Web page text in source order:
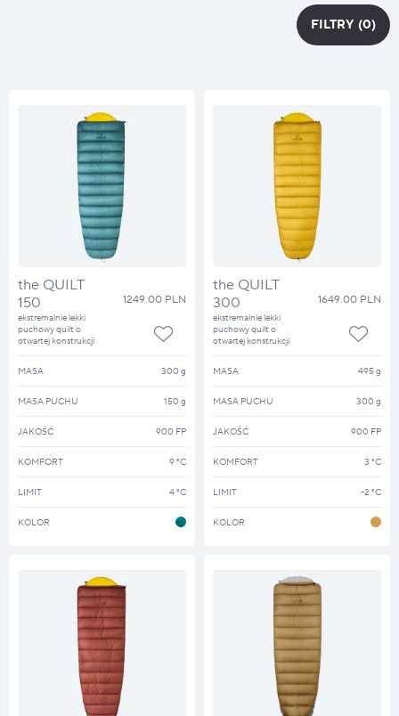
FILTRY
FILTRY
(0)
1249.00 PLN
the QUILT
150
ekstremalnie lekki
puchowy quilt o
otwartej konstrukcji
JAKOŚĆ 900 FP
KOMFORT 9 °C
LIMIT 4 °C
MASA 300 g
MASA PUCHU 150 g
KOLOR
1649.00 PLN
the QUILT
300
ekstremalnie lekki
puchowy quilt o
otwartej konstrukcji
JAKOŚĆ 900 FP
KOMFORT 3 °C
LIMIT -2 °C
MASA 495 g
MASA PUCHU 300 g
KOLOR